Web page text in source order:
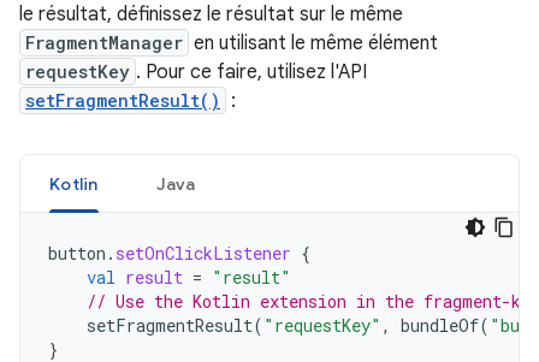
le résultat, définissez le résultat sur le même
FragmentManager en utilisant le même élément
requestKey . Pour ce faire, utilisez l'API
setFragmentResult() :
Kotlin Java
button . setOnClickListener {
val result = "result"
// Use the Kotlin extension in the fragment-
setFragmentResult( "requestKey" , bundleOf(
}